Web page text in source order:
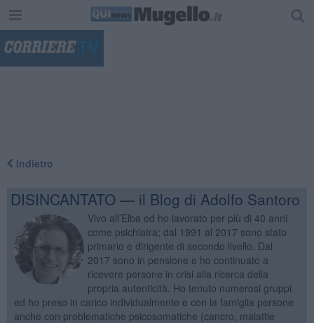
Indietro
DISINCANTATO — il Blog di Adolfo Santoro
Vivo all’Elba ed ho lavorato per più di 40 anni
come psichiatra; dal 1991 al 2017 sono stato
primario e dirigente di secondo livello. Dal
2017 sono in pensione e ho continuato a
ricevere persone in crisi alla ricerca della
propria autenticità. Ho tenuto numerosi gruppi
ed ho preso in carico individualmente e con la famiglia persone
anche con problematiche psicosomatiche (cancro, malattie